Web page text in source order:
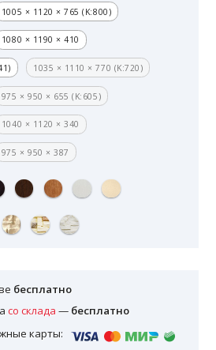
1005 × 1120 × 765 (K:800)
1080 × 1190 × 410
1035 × 1110 × 770 (K:720)
975 × 950 × 655 (K:605)
1040 × 1120 × 340
975 × 950 × 387
бесплатно
со склада — бесплатно
карты: